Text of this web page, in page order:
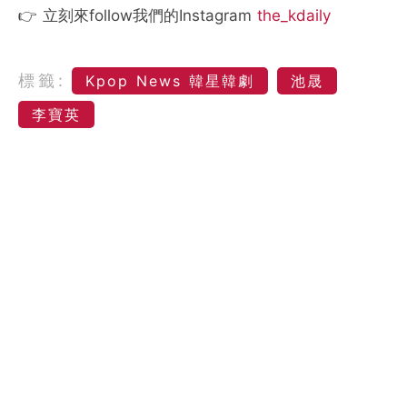
👉 立刻來follow我們的Instagram the_kdaily
標籤: Kpop News 韓星韓劇
池晟
李寶英